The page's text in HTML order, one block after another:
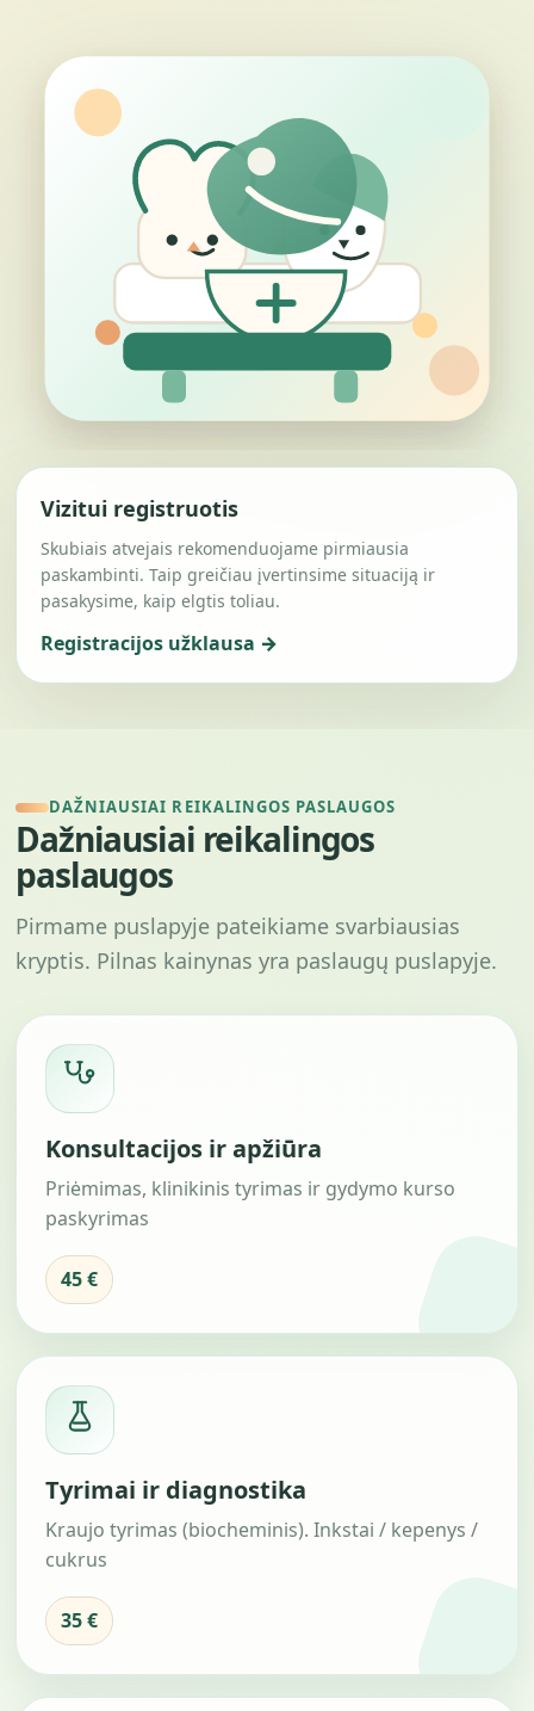
Vizitui registruotis
Skubiais atvejais rekomenduojame pirmiausia
paskambinti. Taip greičiau įvertinsime situaciją ir
pasakysime, kaip elgtis toliau.
Registracijos užklausa →
DAŽNIAUSIAI REIKALINGOS PASLAUGOS
Dažniausiai reikalingos
paslaugos
Pirmame puslapyje pateikiame svarbiausias
kryptis. Pilnas kainynas yra paslaugų puslapyje.
Konsultacijos ir apžiūra
Priėmimas, klinikinis tyrimas ir gydymo kurso
paskyrimas
45 €
Tyrimai ir diagnostika
Kraujo tyrimas (biocheminis). Inkstai / kepenys /
cukrus
35 €